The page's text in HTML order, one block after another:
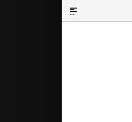
Полужирный
Вставка спойлера